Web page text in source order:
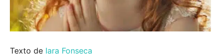
Texto de Iara Fonseca